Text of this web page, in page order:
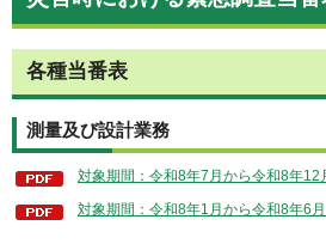
各種当番表
測量及び設計業務
対象期間：令和8年7月から令和8年12
対象期間：令和8年1月から令和8年6月